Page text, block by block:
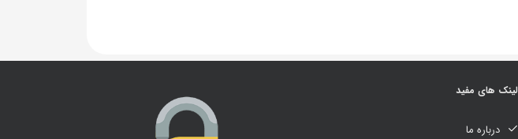
لینک های مفید
درباره ما